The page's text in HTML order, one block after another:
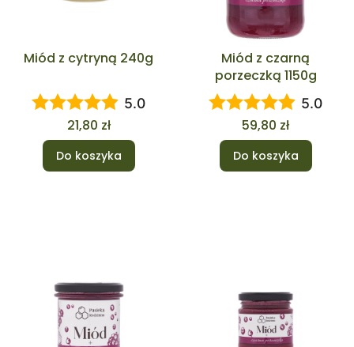
Miód z cytryną 240g
5.0
Cena
21,80 zł
Do koszyka
Miód z czarną
porzeczką 1150g
5.0
Cena
59,80 zł
Do koszyka